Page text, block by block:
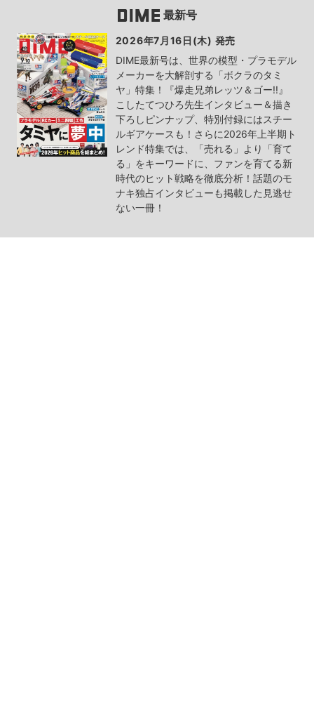
最新号
2026年7月16日(木) 発売
DIME最新号は、世界の模型・プラモデル
メーカーを大解剖する「ボクラのタミ
ヤ」特集！『爆走兄弟レッツ＆ゴー!!』
こしたてつひろ先生インタビュー＆描き
下ろしピンナップ、特別付録にはスチー
ルギアケースも！さらに2026年上半期ト
レンド特集では、「売れる」より「育て
る」をキーワードに、ファンを育てる新
時代のヒット戦略を徹底分析！話題のモ
ナキ独占インタビューも掲載した見逃せ
ない一冊！